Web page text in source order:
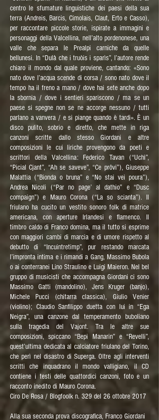
centro le sfumature linguistiche dei paesi della sua
terra (Andreis, Barcis, Cimolais, Claut, Erto e Casso),
per raccontare piccole storie, ispirate a immagini e
personaggi della Valcellina, nell’alto pordenonese, una
valle che separa le Prealpi carniche da quelle
bellunesi. In “Dulà che i truòis i sparìs”, l’autore rende
chiaro il mondo dal quale proviene, cantando: «Sono
nato dove l’acqua scende di corsa / sono nato dove il
tempo ha il freno a mano / dove hai sete anche dopo
la sbornia / dove i sentieri spariscono / ma se un
paese si spegne non se ne accorge nessuno / tutti
parlano a vanvera / e si piange quando è tardi». È un
disco pulito, sobrio e diretto, che mette in riga
canzoni scritte dallo stesso Giordani e altre
composizioni le cui liriche provengono da poeti e
scrittori della Valcellina: Federico Tavan (“Uchì”,
“Picial Cjant”, “Ah se saveve”, “Ce prôvi”), Giuseppe
Malattia (“Bionda o bruna” e “No stai vei poura”),
Andrea Nicoli (“Par no page’ al dathio” e “Dusc
compaign”) e Mauro Corona (“La so scianta”). Il
friulano ha cucito un vestito sonoro folk di matrice
americana, con aperture Irlandesi e flamenco. Il
timbro caldo di Franco domina, ma il tutto si esprime
con maggiori cambi di marcia e di umore rispetto al
debutto di “Incuintretimp”, pur restando marcata
l’impronta intima e i rimandi a Gang, Massimo Bubola
o ai conterranei Lino Straulino e Luigi Maieron. Nel bel
gruppo di musicisti che accompagna Giordani ci sono
Massimo Gatti (mandolino), Jens Kruger (banjo),
Michele Pucci (chitarra classica), Giulio Venier
(violino); Claudio Sanfilippo duetta con lui in “Ega
Neigra”, una canzone dal temperamento buboliano
sulla tragedia del Vajont. Tra le altre sue
composizioni, spiccano “Bepi Manarin” e “Revelli”,
quest’ultima dedicata al calciatore friulano del Torino,
che perì nel disastro di Superga. Oltre agli interventi
scritti che inquadrano il mondo valligiano, il CD
contiene i testi delle quattordici canzoni, foto e un
racconto inedito di Mauro Corona.
Ciro De Rosa / Blogfoolk n. 329 del 26 ottobre 2017
Alla sua seconda prova discografica, Franco Giordani